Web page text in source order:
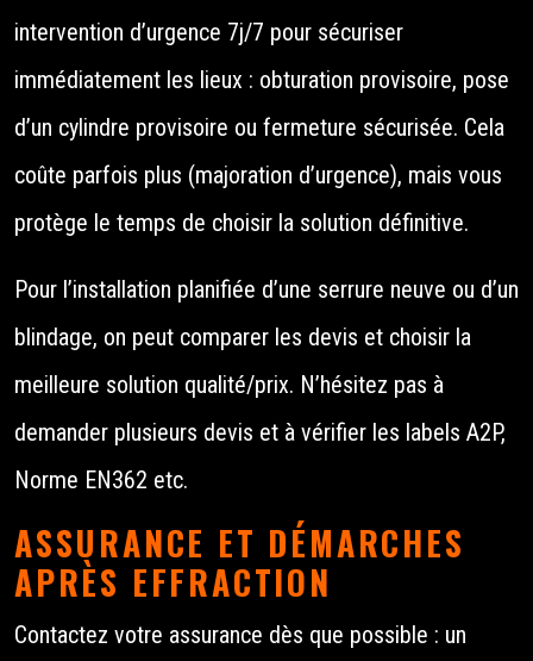
intervention d’urgence 7j/7 pour sécuriser
immédiatement les lieux : obturation provisoire, pose
d’un cylindre provisoire ou fermeture sécurisée. Cela
coûte parfois plus (majoration d’urgence), mais vous
protège le temps de choisir la solution définitive.
Pour l’installation planifiée d’une serrure neuve ou d’un
blindage, on peut comparer les devis et choisir la
meilleure solution qualité/prix. N’hésitez pas à
demander plusieurs devis et à vérifier les labels A2P,
Norme EN362 etc.
ASSURANCE ET DÉMARCHES
APRÈS EFFRACTION
Contactez votre assurance dès que possible : un